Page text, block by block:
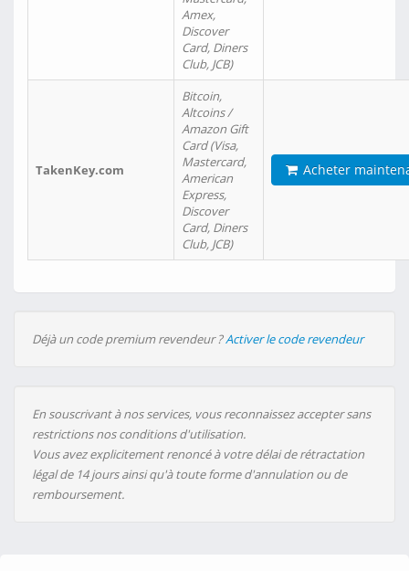
Amex,
Discover
Card, Diners
Club, JCB)
TakenKey.com
Bitcoin,
Altcoins /
Amazon Gift
Card (Visa,
Mastercard,
American
Express,
Discover
Card, Diners
Club, JCB)
Acheter
Déjà un code premium revendeur ?Activer le code revendeur
En souscrivant à nos services, vous reconnaissez accepter sans
restrictions nos conditions d'utilisation.
Vous avez explicitement renoncé à votre délai de rétractation
légal de 14 jours ainsi qu'à toute forme d'annulation ou de
remboursement.